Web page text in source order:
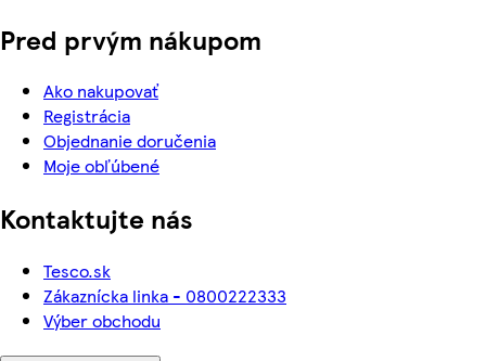
Pred prvým nákupom
Ako nakupovať
Registrácia
Objednanie doručenia
Moje obľúbené
Kontaktujte nás
Tesco.sk
Zákaznícka linka - 0800222333
Výber obchodu